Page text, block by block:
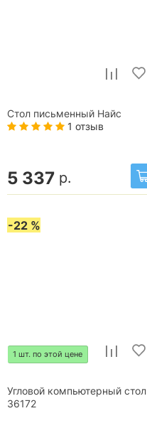
Стол письменный Найс
1 отзыв
5 337 р.
-22 %
1 шт. по этой цене
Угловой компьютерный стол
36172